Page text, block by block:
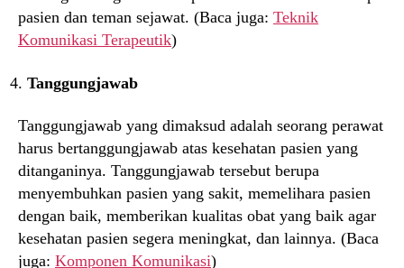
pasien dan teman sejawat. (Baca juga: Teknik
Komunikasi Terapeutik)
Tanggungjawab
Tanggungjawab yang dimaksud adalah seorang perawat
harus bertanggungjawab atas kesehatan pasien yang
ditanganinya. Tanggungjawab tersebut berupa
menyembuhkan pasien yang sakit, memelihara pasien
dengan baik, memberikan kualitas obat yang baik agar
kesehatan pasien segera meningkat, dan lainnya. (Baca
juga: Komponen Komunikasi)